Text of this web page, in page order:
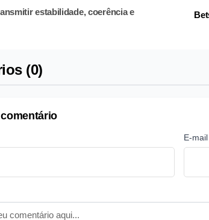
estabilidade, coerência e
(0)
E-mail